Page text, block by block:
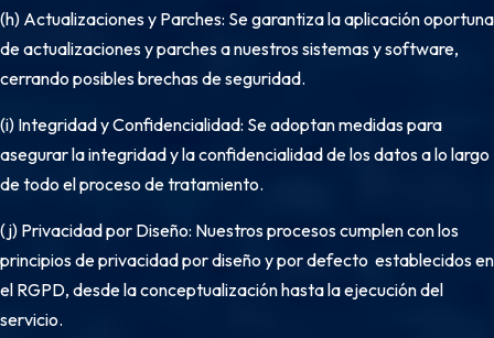
(h) Actualizaciones y Parches: Se garantiza la aplicación oportuna
de actualizaciones y parches a nuestros sistemas y software,
cerrando posibles brechas de seguridad.
(i) Integridad y Confidencialidad: Se adoptan medidas para
asegurar la integridad y la confidencialidad de los datos a lo largo
de todo el proceso de tratamiento.
(j) Privacidad por Diseño: Nuestros procesos cumplen con los
principios de privacidad por diseño y por defecto establecidos en
el RGPD, desde la conceptualización hasta la ejecución del
servicio.